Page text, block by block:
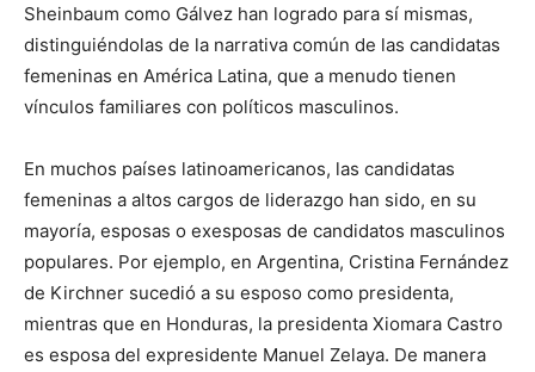
Sheinbaum como Gálvez han logrado para sí mismas,
distinguiéndolas de la narrativa común de las candidatas
femeninas en América Latina, que a menudo tienen
vínculos familiares con políticos masculinos.
En muchos países latinoamericanos, las candidatas
femeninas a altos cargos de liderazgo han sido, en su
mayoría, esposas o exesposas de candidatos masculinos
populares. Por ejemplo, en Argentina, Cristina Fernández
de Kirchner sucedió a su esposo como presidenta,
mientras que en Honduras, la presidenta Xiomara Castro
es esposa del expresidente Manuel Zelaya. De manera